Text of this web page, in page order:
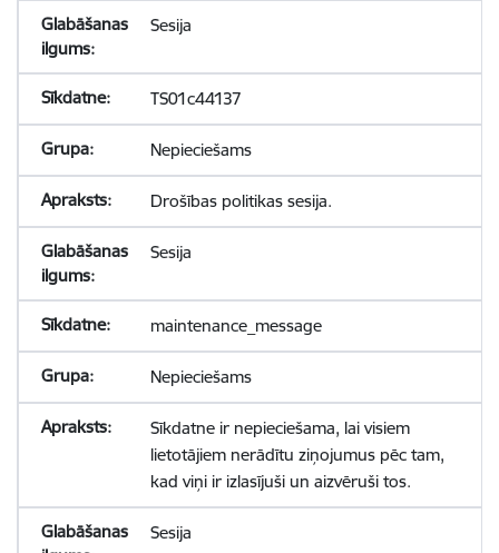
Sesija
TS01c44137
Nepieciešams
Drošības politikas sesija.
Sesija
maintenance_message
Nepieciešams
Sīkdatne ir nepieciešama, lai visiem
lietotājiem nerādītu ziņojumus pēc tam,
kad viņi ir izlasījuši un aizvēruši tos.
Sesija